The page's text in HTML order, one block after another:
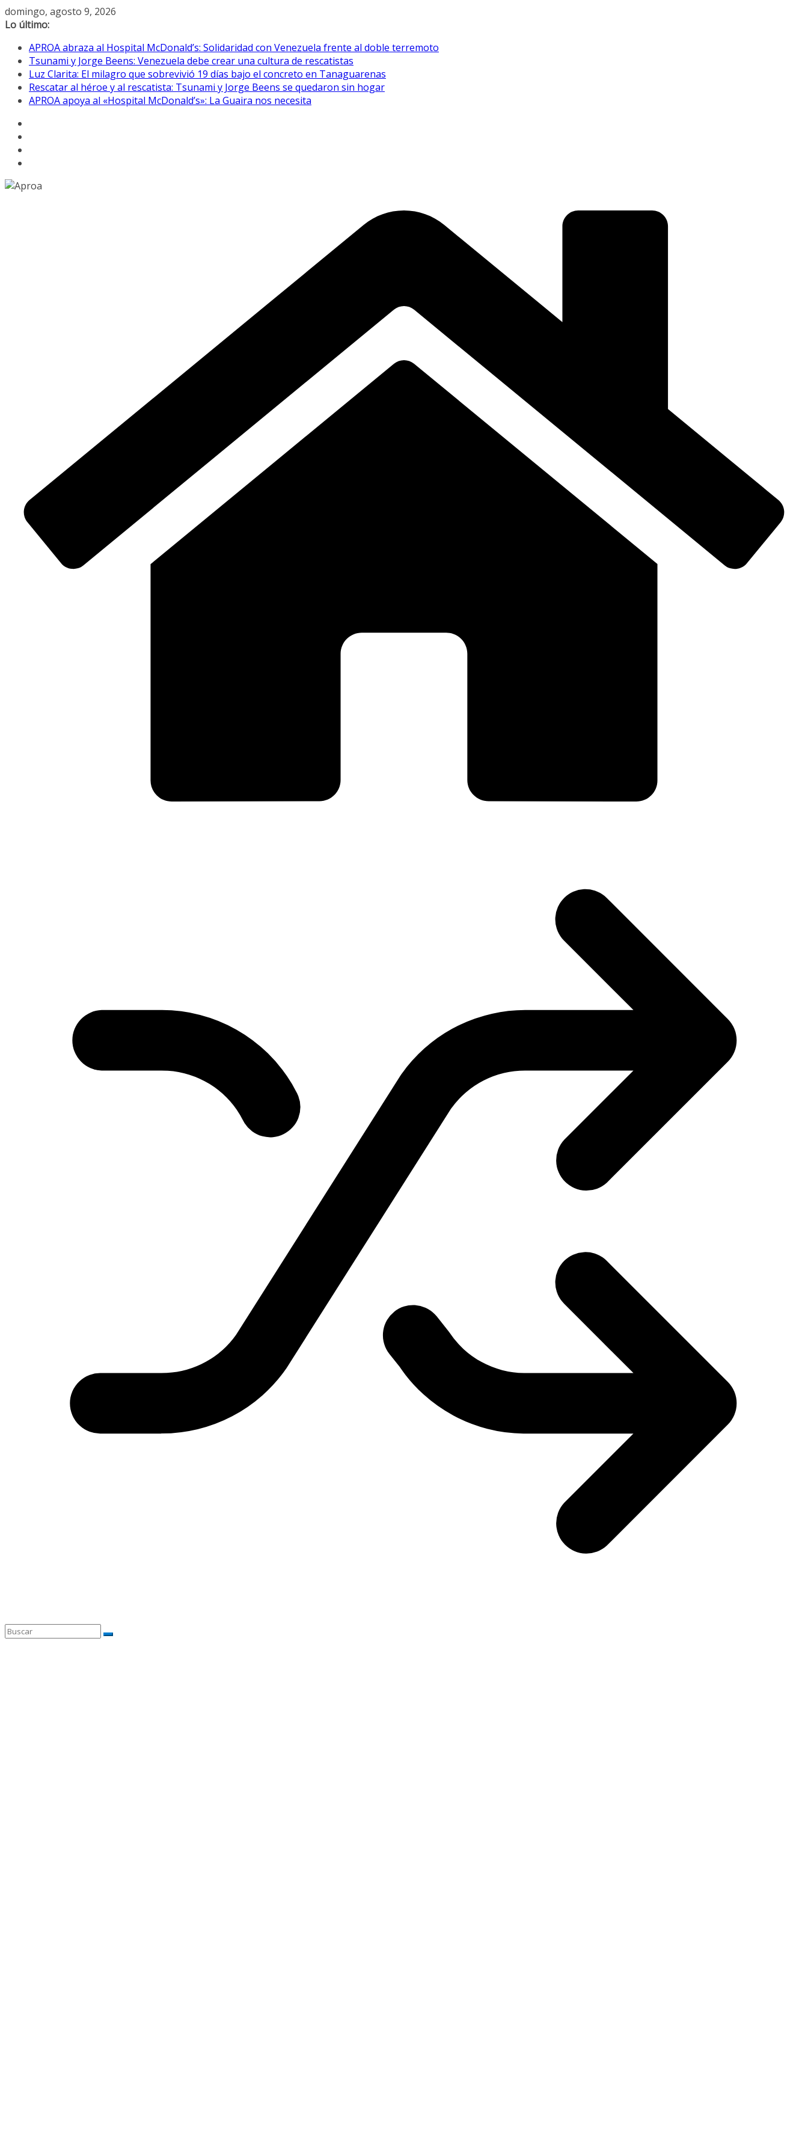
Saltar
al
domingo, agosto 9, 2026
Lo último:
APROA abraza al Hospital McDonald’s: Solidaridad con Venezuela frente al doble terremoto
Tsunami y Jorge Beens: Venezuela debe crear una cultura de rescatistas
Luz Clarita: El milagro que sobrevivió 19 días bajo el concreto en Tanaguarenas
Rescatar al héroe y al rescatista: Tsunami y Jorge Beens se quedaron sin hogar
APROA apoya al «Hospital McDonald’s»: La Guaira nos necesita